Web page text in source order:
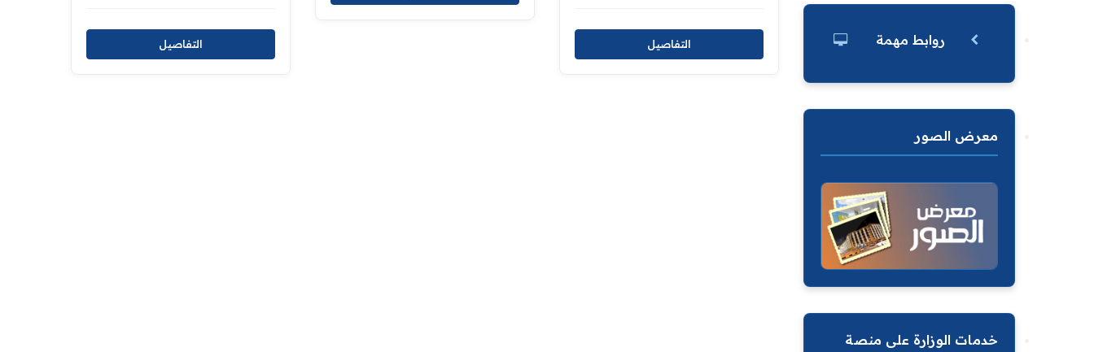
التفاصيل التفاصيل روابط مهمة
معرض الصور
خدمات الوزارة على منصة